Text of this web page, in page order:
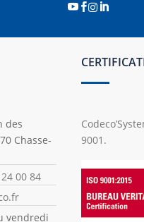
 
des
Chasse-
00 84
vendredi
9001.